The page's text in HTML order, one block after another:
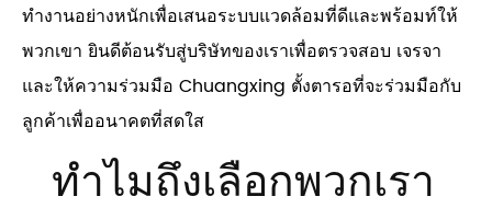
ทำงานอย่างหนักเพื่อเสนอระบบแวดล้อมที่ดีและพร้อมท์ให้
พวกเขา ยินดีต้อนรับสู่บริษัทของเราเพื่อตรวจสอบ เจรจา
และให้ความร่วมมือ Chuangxing ตั้งตารอที่จะร่วมมือกับ
ลูกค้าเพื่ออนาคตที่สดใส
ทำไมถึงเลือกพวกเรา